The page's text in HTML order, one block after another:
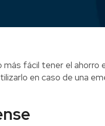
fácil tener el ahorro
en caso de una